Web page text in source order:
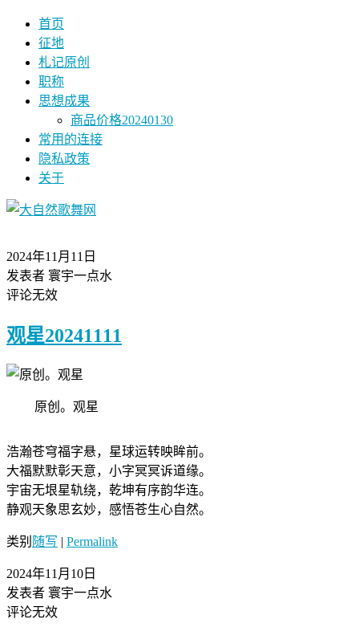
首页
征地
札记原创
职称
思想成果
商品价格20240130
常用的连接
隐私政策
关于
2024年11月11日
发表者 寰宇一点水
评论无效
观星20241111
原创。观星
浩瀚苍穹福字悬，星球运转映眸前。
大福默默彰天意，小字冥冥诉道缘。
宇宙无垠星轨绕，乾坤有序韵华连。
静观天象思玄妙，感悟苍生心自然。
类别 随写 | Permalink
2024年11月10日
发表者 寰宇一点水
评论无效